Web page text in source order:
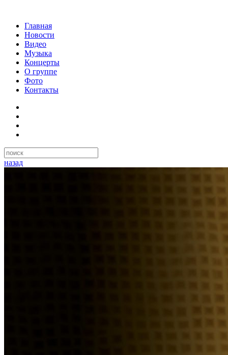
Главная
Новости
Видео
Музыка
Концерты
О группе
Фото
Контакты
назад